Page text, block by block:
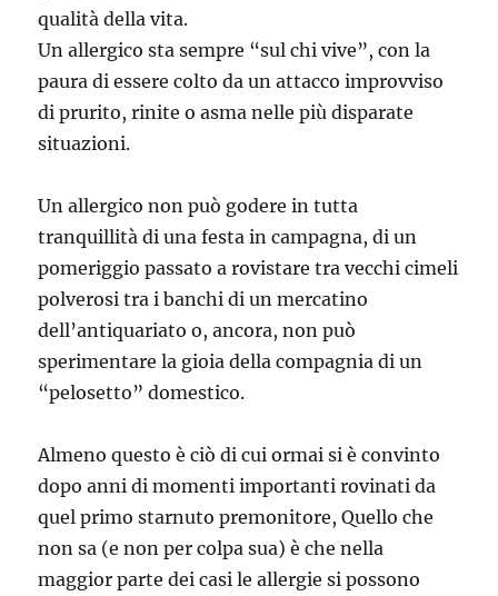
qualità della vita.
Un allergico sta sempre “sul chi vive”, con la
paura di essere colto da un attacco improvviso
di prurito, rinite o asma nelle più disparate
situazioni.
Un allergico non può godere in tutta
tranquillità di una festa in campagna, di un
pomeriggio passato a rovistare tra vecchi cimeli
polverosi tra i banchi di un mercatino
dell’antiquariato o, ancora, non può
sperimentare la gioia della compagnia di un
“pelosetto” domestico.
Almeno questo è ciò di cui ormai si è convinto
dopo anni di momenti importanti rovinati da
quel primo starnuto premonitore, Quello che
non sa (e non per colpa sua) è che nella
maggior parte dei casi le allergie si possono